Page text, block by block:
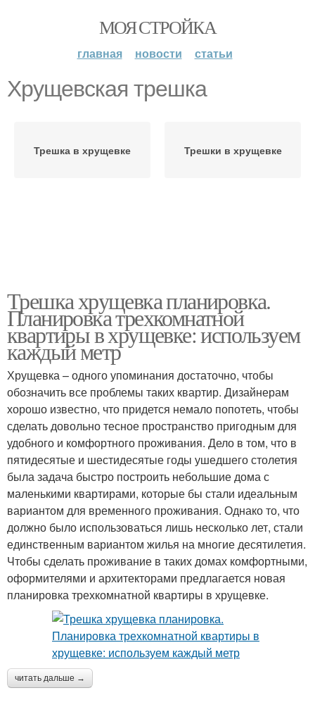
МОЯ СТРОЙКА
главная новости статьи
Хрущевская трешка
Трешка в хрущевке Трешки в хрущевке
Трешка хрущевка планировка.
Планировка трехкомнатной
квартиры в хрущевке: используем
каждый метр
Хрущевка – одного упоминания достаточно, чтобы
обозначить все проблемы таких квартир. Дизайнерам
хорошо известно, что придется немало попотеть, чтобы
сделать довольно тесное пространство пригодным для
удобного и комфортного проживания. Дело в том, что в
пятидесятые и шестидесятые годы ушедшего столетия
была задача быстро построить небольшие дома с
маленькими квартирами, которые бы стали идеальным
вариантом для временного проживания. Однако то, что
должно было использоваться лишь несколько лет, стали
единственным вариантом жилья на многие десятилетия.
Чтобы сделать проживание в таких домах комфортными,
оформителями и архитекторами предлагается новая
планировка трехкомнатной квартиры в хрущевке.
читать дальше →